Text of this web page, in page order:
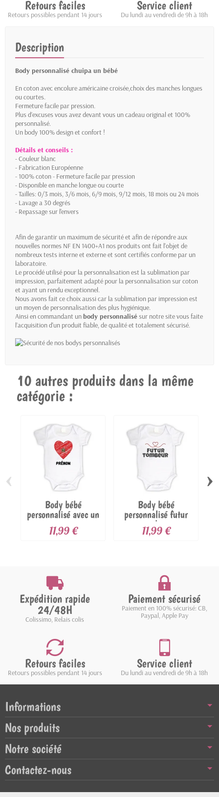
Retours faciles
Retours possibles pendant 14 jours
Service client
Du lundi au vendredi de 9h à 18h
Description
Body personnalisé chuipa un bébé
En coton avec encolure américaine croisée,choix des manches longues
ou courtes.
Fermeture facile par pression.
Plus d’excuses vous avez devant vous un cadeau original et 100%
personnalisé.
Un body 100% design et confort !
Détails et conseils :
- Couleur blanc
- Fabrication Européenne
- 100% coton - Fermeture facile par pression
- Disponible en manche longue ou courte
- Tailles: 0/3 mois, 3/6 mois, 6/9 mois, 9/12 mois, 18 mois ou 24 mois
- Lavage a 30 degrés
- Repassage sur l'envers
Afin de garantir un maximum de sécurité et afin de répondre aux
nouvelles normes NF EN 1400+A1 nos produits ont fait l'objet de
nombreux tests interne et externe et sont certifiés conforme par un
laboratoire.
Le procédé utilisé pour la personnalisation est la sublimation par
impression, parfaitement adapté pour la personnalisation sur coton
et ayant un rendu exceptionnel.
Nous avons fait ce choix aussi car la sublimation par impression est
un moyen de personnalisation des plus hygiénique.
Ainsi en commandant un body personnalisé sur notre site vous faite
l’acquisition d'un produit fiable, de qualité et totalement sécurisé.
10 autres produits dans la même
catégorie :
Body bébé
personnalisé avec un
cœur aux...
11,99 €
Body bébé
personnalisé futur
tombeur
11,99 €
‹ ›
Expédition rapide
24/48H
Colissimo, Relais colis
Paiement sécurisé
Paiement en 100% sécurisé: CB,
Paypal, Apple Pay
Retours faciles
Retours possibles pendant 14 jours
Service client
Du lundi au vendredi de 9h à 18h
Informations
Nos produits
Notre société
Contactez-nous